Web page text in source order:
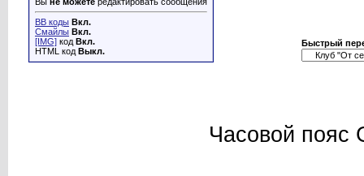
BB коды Вкл.
Смайлы Вкл.
[IMG] код Вкл.
HTML код Выкл.
Быстрый
Часовой пояс